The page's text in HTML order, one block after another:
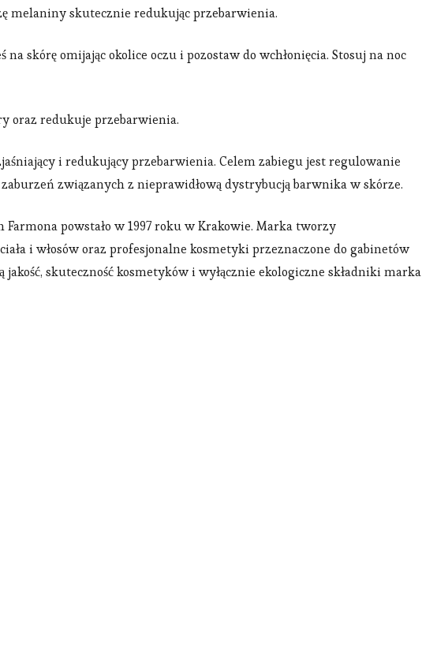
melaniny skutecznie redukując przebarwienia.
na skórę omijając okolice oczu i pozostaw do wchłonięcia. Stosuj na noc
oraz redukuje przebarwienia.
i redukujący przebarwienia. Celem zabiegu jest regulowanie
związanych z nieprawidłową dystrybucją barwnika w skórze.
powstało w 1997 roku w Krakowie. Marka tworzy
i włosów oraz profesjonalne kosmetyki przeznaczone do gabinetów
jakość, skuteczność kosmetyków i wyłącznie ekologiczne składniki marka